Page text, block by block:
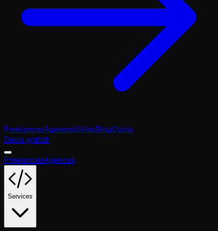
FreelancesAgencesVillesBlogOutils
Devis gratuit
FreelancesAgences
Services